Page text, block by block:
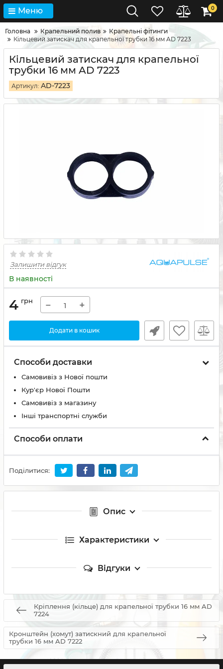
Меню 0
Головна Крапельний полив
Крапельні фітинги
Кільцевий затискач для крапельної трубки 16 мм AD 7223
Кільцевий затискач для крапельної
трубки 16 мм AD 7223
Артикул: AD-7223
Залишити відгук
В наявності
4 грн − +
Додати в кошик
Способи доставки
Самовивіз з Нової пошти
Кур'єр Нової Пошти
Самовивіз з магазину
Інші транспортні служби
Способи оплати
Поділитися:
Опис
Характеристики
Відгуки
Кріплення (кільце) для крапельної трубки 16 мм AD
7224
Кронштейн (хомут) затискний для крапельної
трубки 16 мм AD 7222